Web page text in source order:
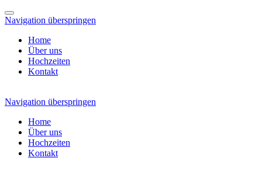
Navigation überspringen
Home
Über uns
Hochzeiten
Kontakt
Navigation überspringen
Home
Über uns
Hochzeiten
Kontakt